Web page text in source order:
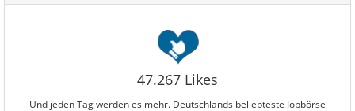
47.267 Likes
Und jeden Tag werden es mehr. Deutschlands beliebteste Jobbörse